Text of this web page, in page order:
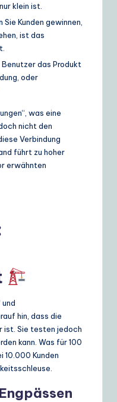
klein ist.
Sie Kunden gewinnen,
ist das
Benutzer das Produkt
oder
was eine
nicht den
Verbindung
führt zu hoher
erwähnten
hin, dass die
ist. Sie testen jedoch
kann. Was für 100
Kunden